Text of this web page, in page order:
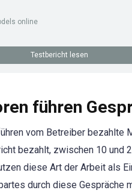
online
Testbericht lesen
führen
vom Betreiber bezahlte
bezahlt, zwischen 10 und
diese Art der Arbeit als
durch diese Gespräche